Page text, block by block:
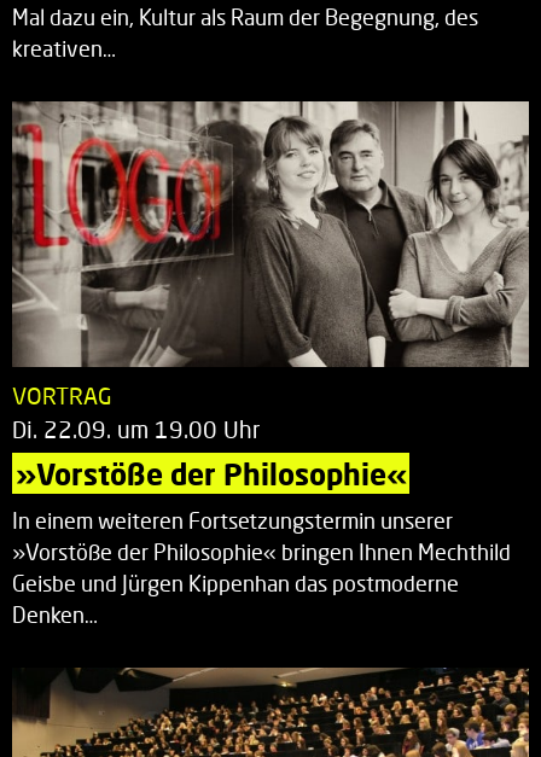
Mal dazu ein, Kultur als Raum der Begegnung, des
kreativen…
VORTRAG
Di. 22.09. um 19.00 Uhr
»Vorstöße der Philosophie«
In einem weiteren Fortsetzungstermin unserer
»Vorstöße der Philosophie« bringen Ihnen Mechthild
Geisbe und Jürgen Kippenhan das postmoderne
Denken…